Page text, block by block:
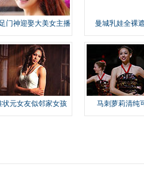
门神迎娶大美女主播 曼城乳娃全裸
状元女友似邻家女孩 马刺萝莉清纯